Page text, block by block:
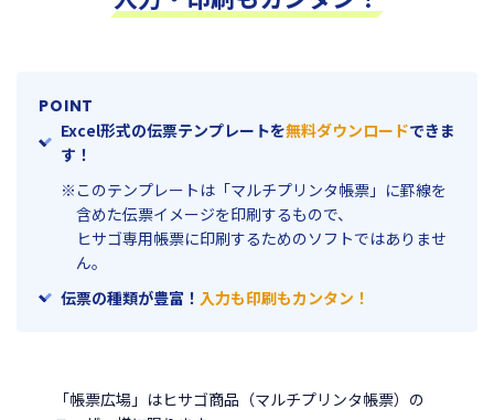
POINT
Excel形式の伝票テンプレートを無料ダウンロードできま
す！
このテンプレートは「マルチプリンタ帳票」に罫線を
含めた伝票イメージを印刷するもので、
ヒサゴ専用帳票に印刷するためのソフトではありませ
ん。
伝票の種類が豊富！ 入力も印刷もカンタン！
「帳票広場」はヒサゴ商品（マルチプリンタ帳票）の